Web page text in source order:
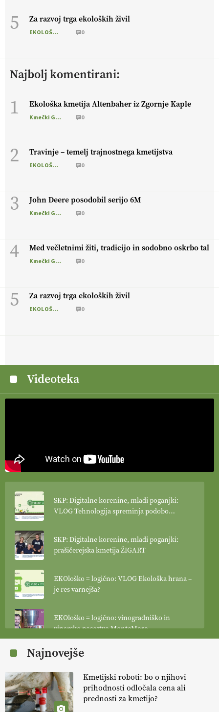
5 Za razvoj trga ekoloških živil
EKOLOŠKO LOGIČNO 0
Najbolj komentirani:
1 Ekološka kmetija Altenbaher iz Zgornje Kaple
Kmečki Glas 0
2 Travinje – temelj trajnostnega kmetijstva
EKOLOŠKO LOGIČNO 0
3 John Deere posodobil serijo 6M
Kmečki Glas 0
4 Med večletnimi žiti, tradicijo in sodobno oskrbo tal
Kmečki Glas 0
5 Za razvoj trga ekoloških živil
EKOLOŠKO LOGIČNO 0
Videoteka
SKP: Digitalne korenine, mladi poganjki:
VLOG Tehnologija spreminja podobo
SKP: Digitalne korenine, mladi poganjki:
prašičerejska kmetija ŽIGART
EKOloško = logično: VLOG Ekološka hrana –
je res varnejša?
EKOloško = logično: vinogradniško in
vinarsko posestvo MonteMoro
EKOloško = logično: ekološka kmetija
EKOloško = logično: ekološka kmetija
HOMAR
Najnovejše
Kmetijski roboti: bo o njihovi
prihodnosti odločala cena ali
prednosti za kmetijo?